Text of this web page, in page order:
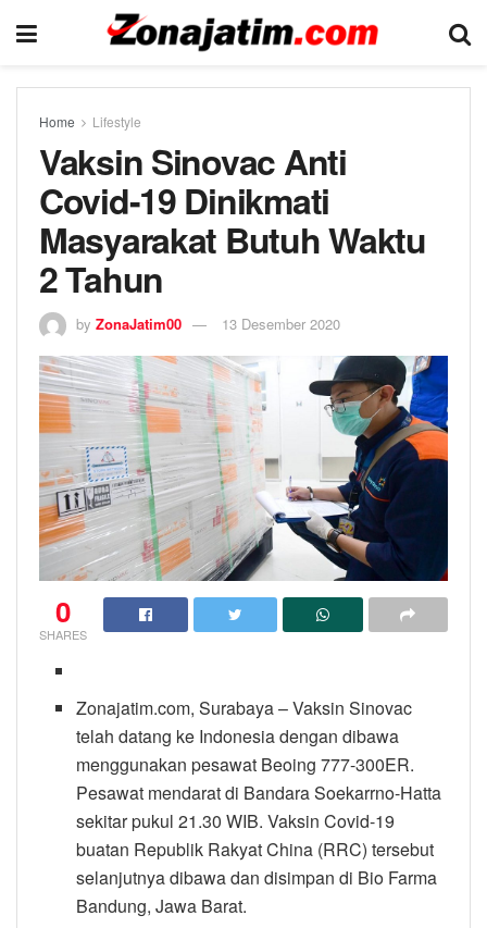
Home Lifestyle
Vaksin Sinovac Anti
Covid-19 Dinikmati
Masyarakat Butuh Waktu
2 Tahun
by ZonaJatim00 13 Desember 2020
0
SHARES
Zonajatim.com, Surabaya – Vaksin Sinovac
telah datang ke Indonesia dengan dibawa
menggunakan pesawat Beoing 777-300ER.
Pesawat mendarat di Bandara Soekarrno-Hatta
sekitar pukul 21.30 WIB. Vaksin Covid-19
buatan Republik Rakyat China (RRC) tersebut
selanjutnya dibawa dan disimpan di Bio Farma
Bandung, Jawa Barat.